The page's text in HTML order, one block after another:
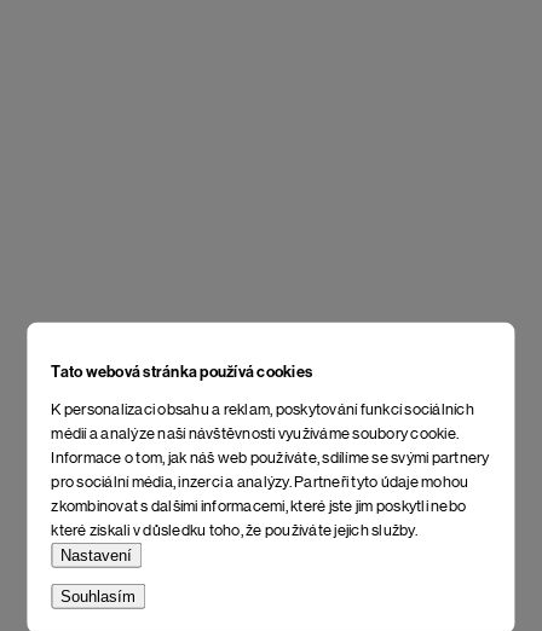
Tato webová stránka používá cookies
K personalizaci obsahu a reklam, poskytování funkcí sociálních
médií a analýze naší návštěvnosti využíváme soubory cookie.
Informace o tom, jak náš web používáte, sdílíme se svými partnery
pro sociální média, inzerci a analýzy. Partneři tyto údaje mohou
zkombinovat s dalšími informacemi, které jste jim poskytli nebo
které získali v důsledku toho, že používáte jejich služby.
Nastavení
Souhlasím